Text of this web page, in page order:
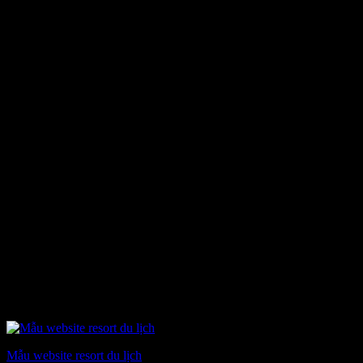
Mẫu website resort du lịch